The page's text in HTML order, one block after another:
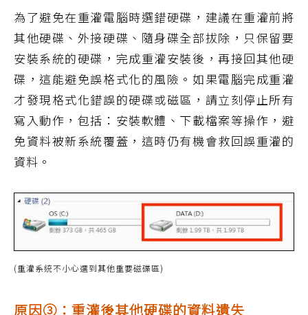
為了避免在重灌電腦時選錯硬碟，建議在重灌前將
其他硬碟、外接硬碟、隨身碟全部拔除，只保留要
安裝系統的硬碟，完成重灌安裝後，再接回其他硬
碟，這能避免誤格式化的風險。如果電腦完成重灌
才發現格式化錯誤的硬碟或磁區，請立刻停止所有
寫入動作，包括：安裝軟體、下載檔案等操作，避
免資料被新系統覆蓋，這時仍有機會救回誤重灌的
資料。
(重灌系統不小心選到其他重要磁碟區)
原因③：重灌後其他硬碟的資料遺失